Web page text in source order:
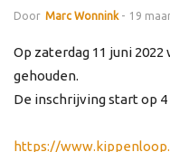
Door Marc Wonnink - 19
Op zaterdag 11 juni
gehouden.
De inschrijving start op 4
https://